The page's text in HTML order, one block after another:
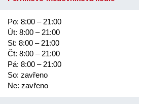
Po: 8:00 – 21:00
Út: 8:00 – 21:00
St: 8:00 – 21:00
Čt: 8:00 – 21:00
Pá: 8:00 – 21:00
So: zavřeno
Ne: zavřeno